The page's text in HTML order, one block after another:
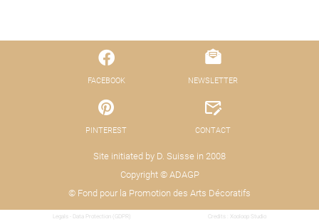
FACEBOOK
PINTEREST
Site initiated by D. Suisse in 2008
Copyright © ADAGP
© Fond pour la Promotion des Arts Décoratifs
NEWSLETTER
CONTACT
Legals - Data Protection (GDPR) Credits : Xooloop Studio